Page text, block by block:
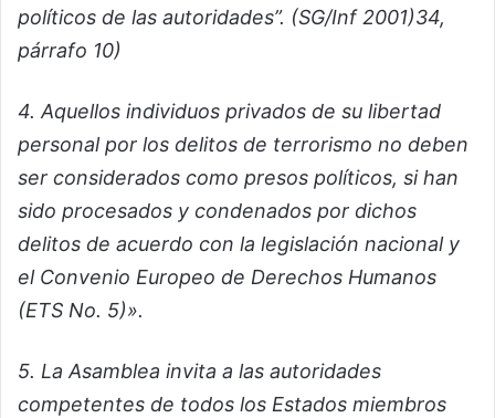
políticos de las autoridades”. (SG/Inf 2001)34,
párrafo 10)
4. Aquellos individuos privados de su libertad
personal por los delitos de terrorismo no deben
ser considerados como presos políticos, si han
sido procesados y condenados por dichos
delitos de acuerdo con la legislación nacional y
el Convenio Europeo de Derechos Humanos
(ETS No. 5)».
5. La Asamblea invita a las autoridades
competentes de todos los Estados miembros